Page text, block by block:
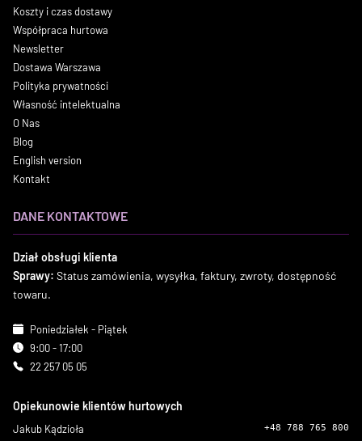
Koszty i czas dostawy
Współpraca hurtowa
Newsletter
Dostawa Warszawa
Polityka prywatności
Własność intelektualna
O Nas
Blog
English version
Kontakt
DANE KONTAKTOWE
Dział obsługi klienta
Sprawy: Status zamówienia, wysyłka, faktury, zwroty, dostępność
towaru.
Poniedziałek - Piątek
9:00 - 17:00
22 257 05 05
Opiekunowie klientów hurtowych
Jakub Kądzioła +48 788 765 800